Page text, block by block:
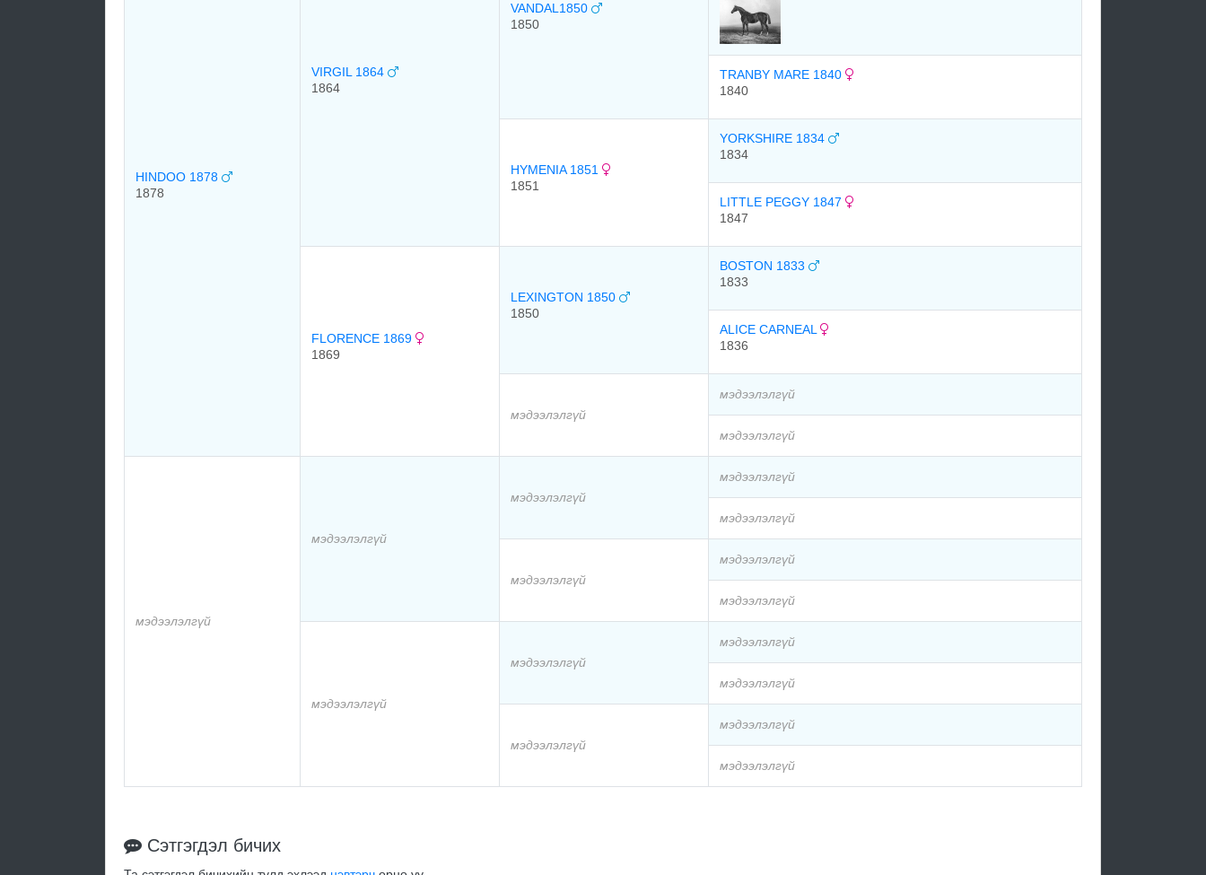
HINDOO 1878
1878
VIRGIL 1864
1864
VANDAL1850
1850
TRANBY MARE 1840
1840
HYMENIA 1851
1851
YORKSHIRE 1834
1834
LITTLE PEGGY 1847
1847
FLORENCE 1869
1869
LEXINGTON 1850
1850
BOSTON 1833
1833
ALICE CARNEAL
1836
мэдээлэлгүй
мэдээлэлгүй
мэдээлэлгүй
мэдээлэлгүй
мэдээлэлгүй
мэдээлэлгүй
мэдээлэлгүй
мэдээлэлгүй
мэдээлэлгүй
мэдээлэлгүй
мэдээлэлгүй
мэдээлэлгүй
мэдээлэлгүй
мэдээлэлгүй
мэдээлэлгүй
мэдээлэлгүй
мэдээлэлгүй
мэдээлэлгүй
Сэтгэгдэл бичих